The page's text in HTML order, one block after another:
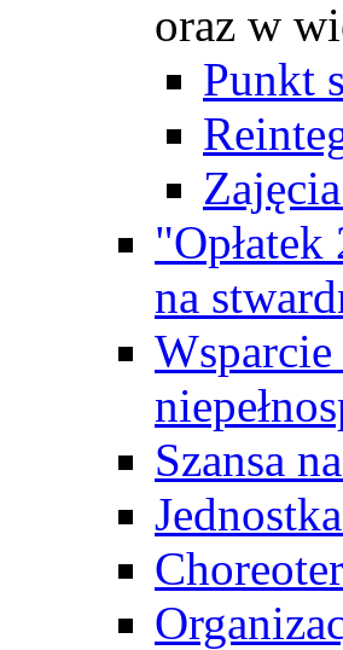
oraz w
Punkt
na
Szansa